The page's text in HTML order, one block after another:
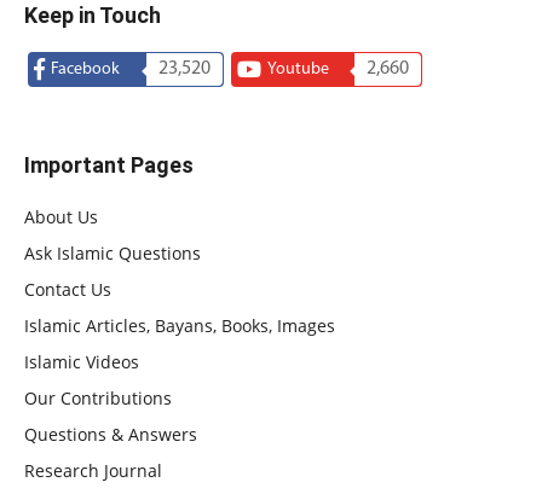
Keep in Touch
Facebook 23,520 Youtube 2,660
Important Pages
About Us
Ask Islamic Questions
Contact Us
Islamic Articles, Bayans, Books, Images
Islamic Videos
Our Contributions
Questions & Answers
Research Journal